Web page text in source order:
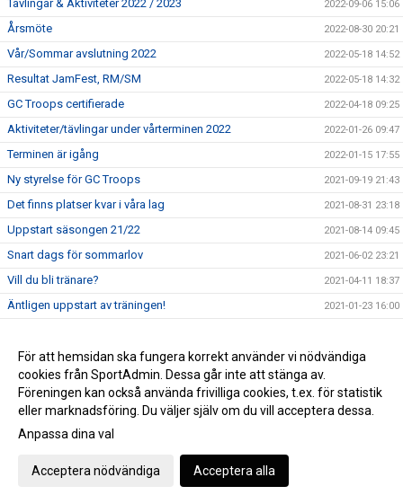
Tävlingar & Aktiviteter 2022 / 2023 2022-09-06 15:06
Årsmöte 2022-08-30 20:21
Vår/Sommar avslutning 2022 2022-05-18 14:52
Resultat JamFest, RM/SM 2022-05-18 14:32
GC Troops certifierade 2022-04-18 09:25
Aktiviteter/tävlingar under vårterminen 2022 2022-01-26 09:47
Terminen är igång 2022-01-15 17:55
Ny styrelse för GC Troops 2021-09-19 21:43
Det finns platser kvar i våra lag 2021-08-31 23:18
Uppstart säsongen 21/22 2021-08-14 09:45
Snart dags för sommarlov 2021-06-02 23:21
Vill du bli tränare? 2021-04-11 18:37
Äntligen uppstart av träningen! 2021-01-23 16:00
GC Troops Christmas Countdown Challenge 2020-11-30 16:30
Uppdaterade riktlinjer gällande Corona-viruset 2020-10-29 18:26
Gå till Webbversion
För att hemsidan ska fungera korrekt använder vi nödvändiga
cookies från SportAdmin. Dessa går inte att stänga av.
Föreningen kan också använda frivilliga cookies, t.ex. för statistik
eller marknadsföring. Du väljer själv om du vill acceptera dessa.
Anpassa dina val
Acceptera nödvändiga Acceptera alla